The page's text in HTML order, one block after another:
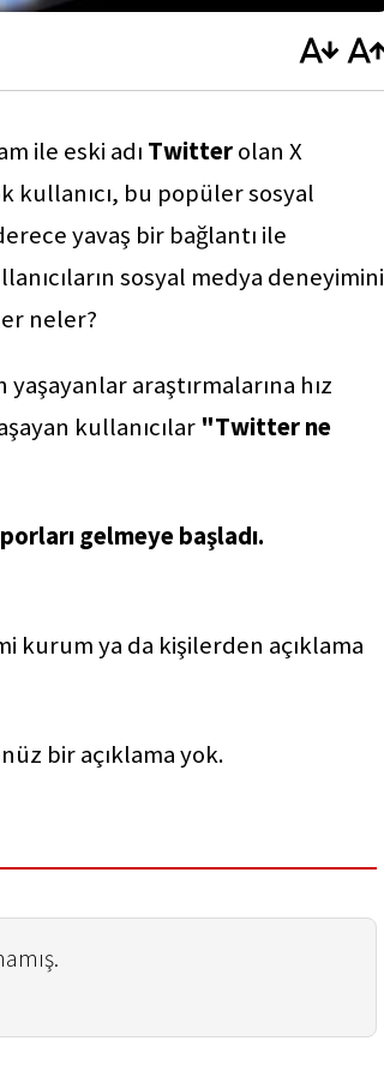
ile eski adı Twitterolan X
kullanıcı, bu popüler sosyal
yavaş bir bağlantı ile
sosyal medya deneyimini
neler?
araştırmalarına hız
kullanıcılar "Twitter ne
gelmeye başladı.
kurum ya da kişilerden açıklama
bir açıklama yok.